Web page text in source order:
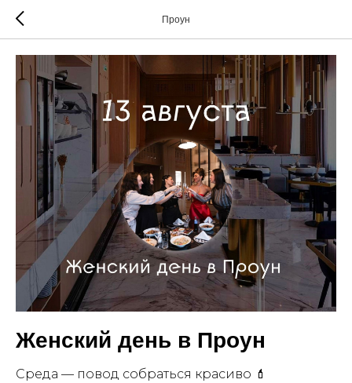
Проун
Женский день в Проун
Среда — повод собраться красиво 💄